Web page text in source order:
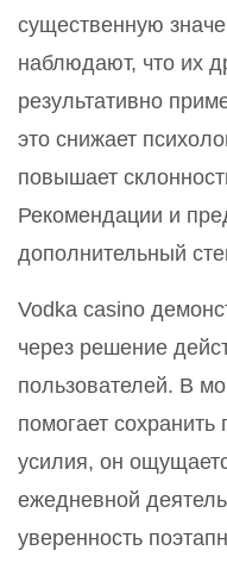
существенную
наблюдают, что их
результативно
это снижает
повышает
Рекомендации и
дополнительный
Vodka casino
через решение
пользователей. В
помогает
усилия, он
ежедневной
уверенность